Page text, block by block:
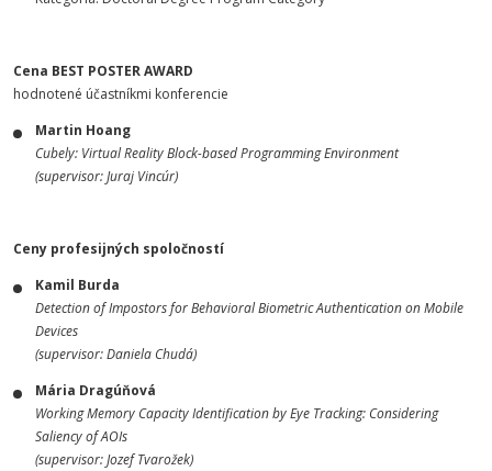
Cena BEST POSTER AWARD
hodnotené účastníkmi konferencie
Martin Hoang
Cubely: Virtual Reality Block-based Programming Environment
(supervisor: Juraj Vincúr)
Ceny profesijných spoločností
Kamil Burda
Detection of Impostors for Behavioral Biometric Authentication on Mobile
Devices
(supervisor: Daniela Chudá)
Mária Dragúňová
Working Memory Capacity Identification by Eye Tracking: Considering
Saliency of AOIs
(supervisor: Jozef Tvarožek)